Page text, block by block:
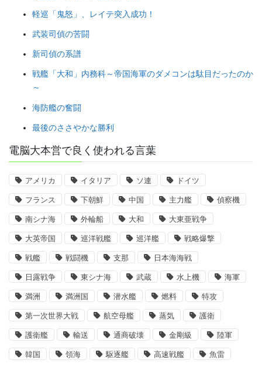
軽巡「鬼怒」、レイテ突入成功！
武装司偵の苦闘
新司偵の系譜
戦艦「大和」内務科～帝国海軍のダメコンは駄目だったのか
～
海防艦の奮闘
最後のささやかな勝利
電脳大本営で良く使われる言葉
アメリカ イタリア ソ連 ドイツ
フランス 下朝鮮 中国 主力艦 偵察機
南シナ海 外輪船 大和 大東亜戦争
大英帝国 巡洋戦艦 巡洋艦 戦略爆撃
戦艦 戦闘機 支那 日本海海戦
日露戦争 東シナ海 武蔵 水上機 海軍
満洲 満洲国 潜水艦 燃料 特攻
第一次世界大戦 航空母艦 蒸気 護衛
護衛艦 輸送 通商破壊 金剛級 陸軍
韓国 領海 駆逐艦 高速戦艦 魚雷